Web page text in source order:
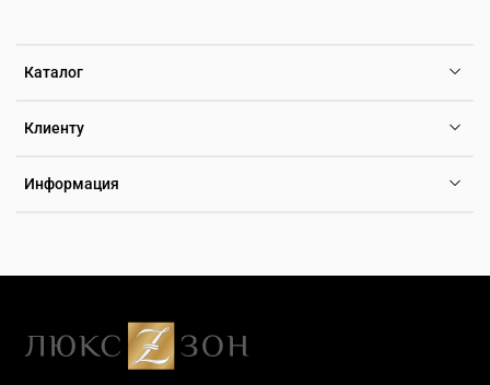
Каталог
Клиенту
Информация